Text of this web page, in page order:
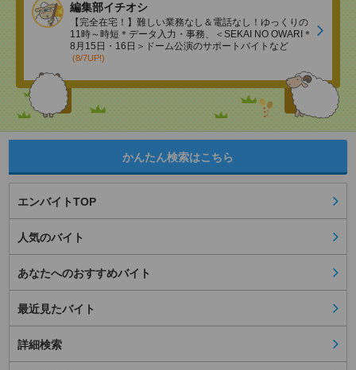
編集部イチオシ
【完全在宅！】難しい業務なし＆電話なし！ゆっくりの
11時～時短＊データ入力・事務、＜SEKAI NO OWARI＊
8月15日・16日＞ドーム公演のサポートバイトなど
(8/7UP!)
かんたん検索はこちら
エンバイトTOP
人気のバイト
あなたへのおすすめバイト
最近見たバイト
詳細検索